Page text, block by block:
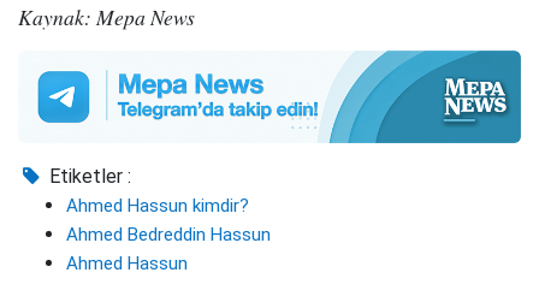
Kaynak: Mepa News
Etiketler :
Ahmed Hassun kimdir?
Ahmed Bedreddin Hassun
Ahmed Hassun